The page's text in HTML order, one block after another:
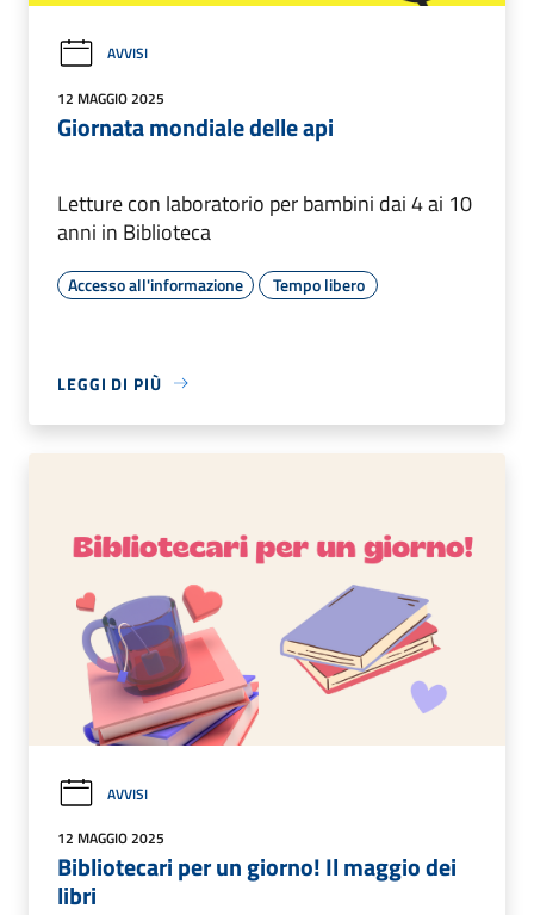
AVVISI
12 MAGGIO 2025
Giornata mondiale delle api
Letture con laboratorio per bambini dai 4 ai 10
anni in Biblioteca
Accesso all'informazione Tempo libero
LEGGI DI PIÙ
AVVISI
12 MAGGIO 2025
Bibliotecari per un giorno! Il maggio dei
libri